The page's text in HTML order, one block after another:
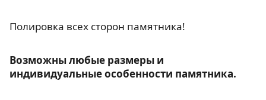
Полировка всех сторон памятника!
Возможны любые размеры и
индивидуальные особенности памятника.